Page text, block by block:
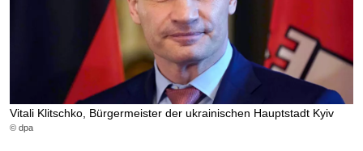
Vitali Klitschko, Bürgermeister der ukrainischen Hauptstadt Kyiv
© dpa